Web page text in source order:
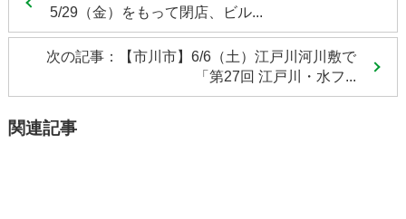
5/29（金）をもって閉店、ビル...
次の記事：【市川市】6/6（土）江戸川河川敷で
「第27回 江戸川・水フ...
関連記事